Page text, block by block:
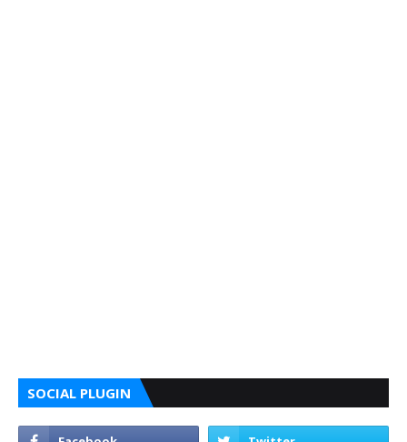
SOCIAL PLUGIN